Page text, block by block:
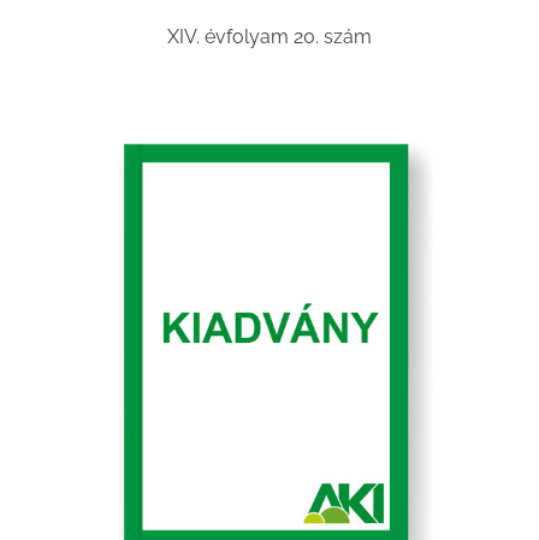
XIV. évfolyam 20. szám